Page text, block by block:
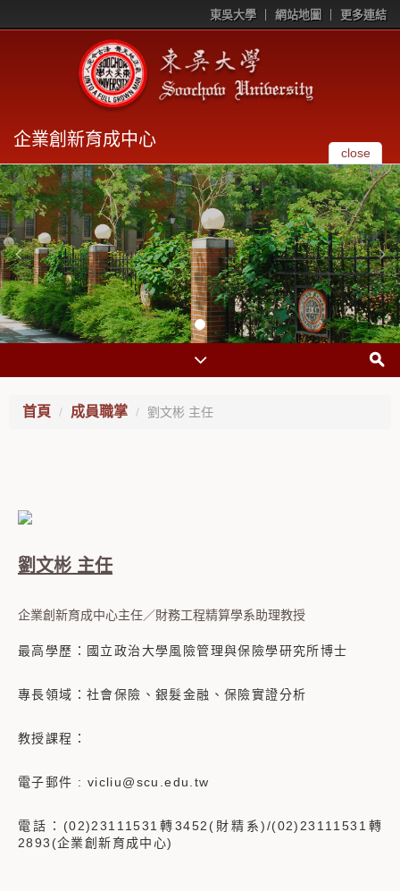
東吳大學 網站地圖 更多連結
企業創新育成中心
close
首頁 成員職掌 劉文彬 主任
劉文彬 主任
企業創新育成中心主任／財務工程精算學系助理教授
最高學歷：國立政治大學風險管理與保險學研究所博士
專長領域：社會保險、銀髮金融、保險實證分析
教授課程：
電子郵件 : vicliu@scu.edu.tw
電話：(02)23111531轉3452(財精系)/(02)23111531轉
2893(企業創新育成中心)